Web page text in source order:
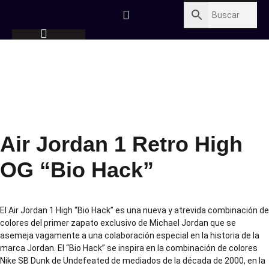
Air Jordan 1 Retro High
OG “Bio Hack”
El Air Jordan 1 High “Bio Hack” es una nueva y atrevida combinación de
colores del primer zapato exclusivo de Michael Jordan que se
asemeja vagamente a una colaboración especial en la historia de la
marca Jordan. El “Bio Hack” se inspira en la combinación de colores
Nike SB Dunk de Undefeated de mediados de la década de 2000, en la